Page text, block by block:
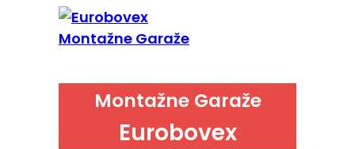
Montažne Garaže
Eurobovex